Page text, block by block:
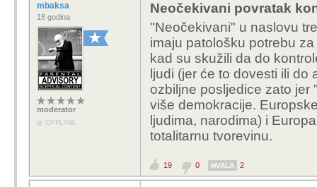
mbaksa
18 godina
moderator
OFFLINE
Neočekivani povratak
"Neočekivani" u naslovu
imaju patološku potrebu
kad su skužili da do
ljudi (jer će to dovesti ili
ozbiljne posljedice zato
više demokracije.
ljudima, narodima) i
totalitarnu tvorevinu.
19 0 HVALA 2